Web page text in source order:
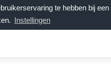
te hebben bij
Instellingen